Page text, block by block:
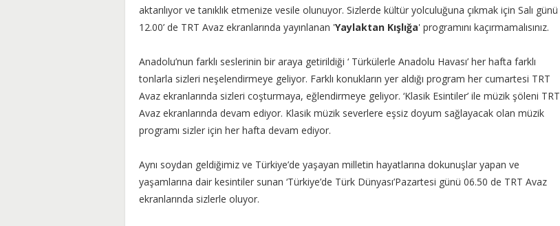
aktarılıyor ve tanıklık etmenize vesile olunuyor. Sizlerde kültür yolculuğuna çıkmak için Salı günü
12.00’ de TRT Avaz ekranlarında yayınlanan 'Yaylaktan Kışlığa' programını kaçırmamalısınız.
Anadolu’nun farklı seslerinin bir araya getirildiği ‘ Türkülerle Anadolu Havası’ her hafta farklı
tonlarla sizleri neşelendirmeye geliyor. Farklı konukların yer aldığı program her cumartesi TRT
Avaz ekranlarında sizleri coşturmaya, eğlendirmeye geliyor. ‘Klasik Esintiler’ ile müzik şöleni TRT
Avaz ekranlarında devam ediyor. Klasik müzik severlere eşsiz doyum sağlayacak olan müzik
programı sizler için her hafta devam ediyor.
Aynı soydan geldiğimiz ve Türkiye’de yaşayan milletin hayatlarına dokunuşlar yapan ve
yaşamlarına dair kesintiler sunan ‘Türkiye’de Türk Dünyası’Pazartesi günü 06.50 de TRT Avaz
ekranlarında sizlerle oluyor.